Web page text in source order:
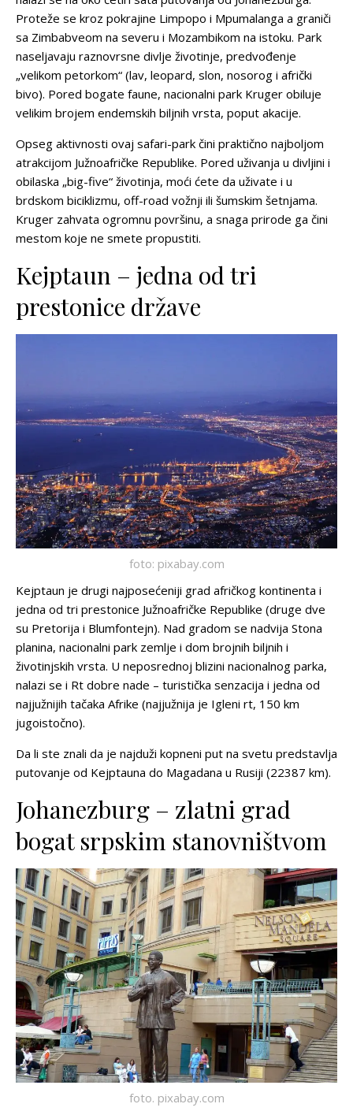
Proteže se kroz pokrajine Limpopo i Mpumalanga a graniči
sa Zimbabveom na severu i Mozambikom na istoku. Park
naseljavaju raznovrsne divlje životinje, predvođenje
„velikom petorkom“ (lav, leopard, slon, nosorog i afrički
bivo). Pored bogate faune, nacionalni park Kruger obiluje
velikim brojem endemskih biljnih vrsta, poput akacije.
Opseg aktivnosti ovaj safari-park čini praktično najboljom
atrakcijom Južnoafričke Republike. Pored uživanja u divljini i
obilaska „big-five“ životinja, moći ćete da uživate i u
brdskom biciklizmu, off-road vožnji ili šumskim šetnjama.
Kruger zahvata ogromnu površinu, a snaga prirode ga čini
mestom koje ne smete propustiti.
Kejptaun – jedna od tri
prestonice države
foto: pixabay.com
Kejptaun je drugi najposećeniji grad afričkog kontinenta i
jedna od tri prestonice Južnoafričke Republike (druge dve
su Pretorija i Blumfontejn). Nad gradom se nadvija Stona
planina, nacionalni park zemlje i dom brojnih biljnih i
životinjskih vrsta. U neposrednoj blizini nacionalnog parka,
nalazi se i Rt dobre nade – turistička senzacija i jedna od
najjužnijih tačaka Afrike (najjužnija je Igleni rt, 150 km
jugoistočno).
Da li ste znali da je najduži kopneni put na svetu predstavlja
putovanje od Kejptauna do Magadana u Rusiji (22387 km).
Johanezburg – zlatni grad
bogat srpskim stanovništvom
foto. pixabay.com